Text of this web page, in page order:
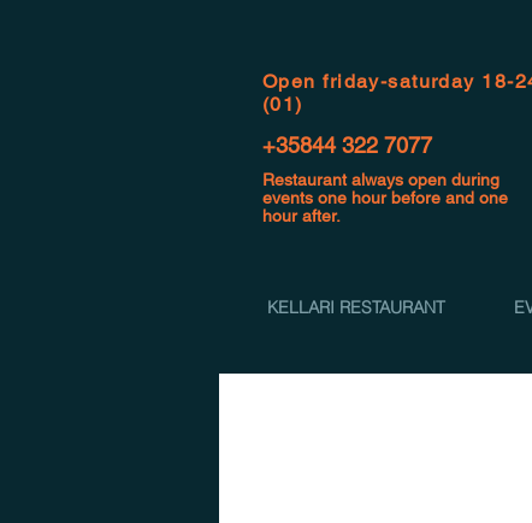
Open friday-saturday 18-
(01)
+35844 322 7077
Restaurant always open during
events one hour before and one
hour after.
KELLARI RESTAURANT